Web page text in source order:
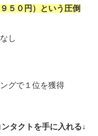
５０円）という圧倒
し
グで１位を獲得
タクトを手に入れる↓